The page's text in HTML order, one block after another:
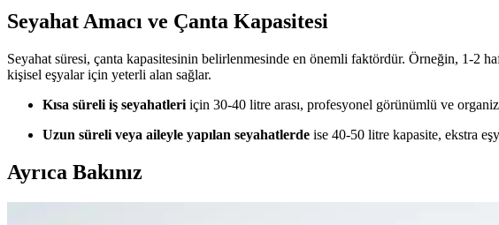
Seyahat Amacı ve Çanta Kapasitesi
Seyahat süresi, çanta kapasitesinin belirlenmesinde en önemli faktördür. Örneğin, 1-2
kişisel eşyalar için yeterli alan sağlar.
Kısa süreli iş seyahatleri için 30-40 litre arası, profesyonel görünümlü ve
Uzun süreli veya aileyle yapılan seyahatlerde ise 40-50 litre kapasite, ekstra
Ayrıca Bakınız